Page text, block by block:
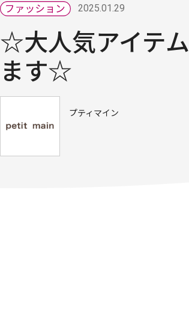
2025.01.29
☆大人気アイテ
ます☆
プティマイン